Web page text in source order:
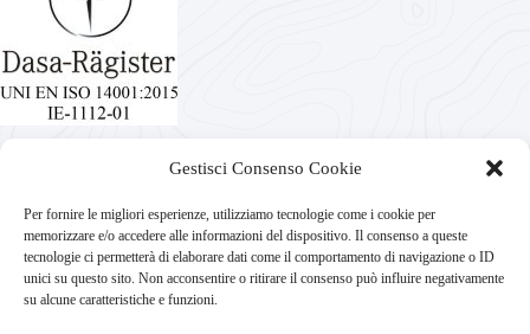
Gestisci Consenso Cookie
Per fornire le migliori esperienze, utilizziamo tecnologie come i cookie per
memorizzare e/o accedere alle informazioni del dispositivo. Il consenso a queste
tecnologie ci permetterà di elaborare dati come il comportamento di navigazione o ID
unici su questo sito. Non acconsentire o ritirare il consenso può influire negativamente
su alcune caratteristiche e funzioni.